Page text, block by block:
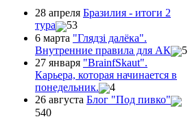
28 апреля Бразилия - итоги 2
тура
53
6 марта "Глядзi далёка".
Внутренние правила для АК
5
27 января "ВrainfSkaut".
Карьера, которая начинается в
понедельник.
4
26 августа Блог "Под пивко"
540